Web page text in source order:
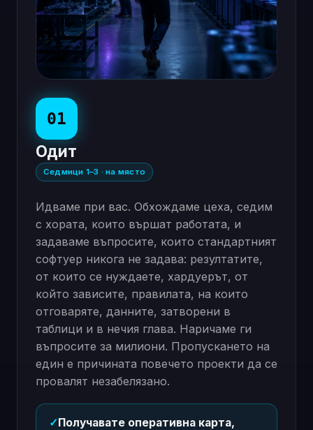
01
Одит
Седмици 1–3 · на място
Идваме при вас. Обхождаме цеха, седим
с хората, които вършат работата, и
задаваме въпросите, които стандартният
софтуер никога не задава: резултатите,
от които се нуждаете, хардуерът, от
който зависите, правилата, на които
отговаряте, данните, затворени в
таблици и в нечия глава. Наричаме ги
въпросите за милиони. Пропускането на
един е причината повечето проекти да се
провалят незабелязано.
✓Получавате оперативна карта,